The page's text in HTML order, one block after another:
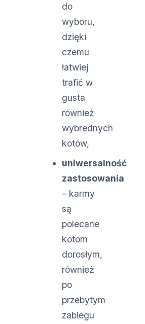
do
wyboru,
dzięki
czemu
łatwiej
trafić w
gusta
również
wybrednych
kotów,
uniwersalność
zastosowania
– karmy
są
polecane
kotom
dorosłym,
również
po
przebytym
zabiegu